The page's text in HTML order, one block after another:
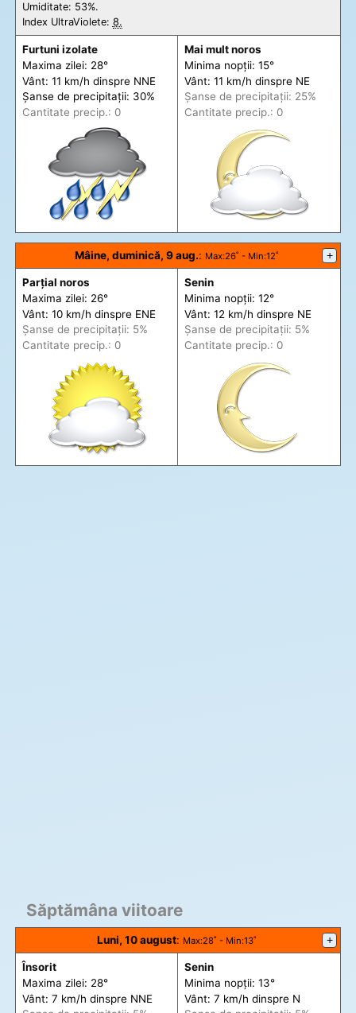
Umiditate: 53%.
Index UltraViolete: 8.
Furtuni izolate
Maxima zilei: 28°
Vânt: 11 km/h dinspre NNE
Șanse de precipitații: 30%
Cantitate precip.: 0
Mai mult noros
Minima nopții: 15°
Vânt: 11 km/h dinspre NE
Șanse de precipitații: 25%
Cantitate precip.: 0
Mâine, duminică, 9 aug.: Max:26˚ - Min:12˚ +
Parțial noros
Maxima zilei: 26°
Vânt: 10 km/h dinspre ENE
Șanse de precipitații: 5%
Cantitate precip.: 0
Senin
Minima nopții: 12°
Vânt: 12 km/h dinspre NE
Șanse de precipitații: 5%
Cantitate precip.: 0
Săptămâna viitoare
Luni, 10 august: Max:28˚ - Min:13˚ +
Însorit
Maxima zilei: 28°
Vânt: 7 km/h dinspre NNE
Senin
Minima nopții: 13°
Vânt: 7 km/h dinspre N